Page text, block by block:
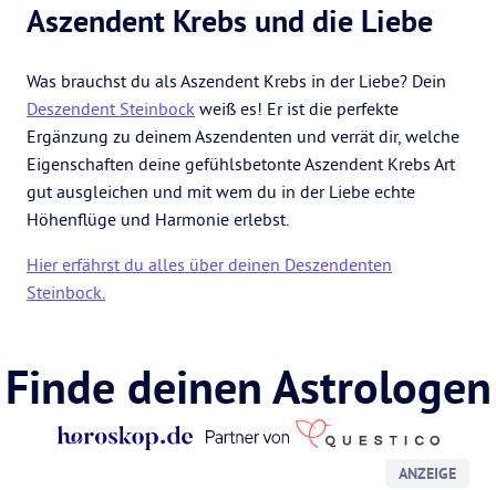
Aszendent Krebs und die Liebe
Was brauchst du als Aszendent Krebs in der Liebe? Dein
Deszendent Steinbock weiß es! Er ist die perfekte
Ergänzung zu deinem Aszendenten und verrät dir, welche
Eigenschaften deine gefühlsbetonte Aszendent Krebs Art
gut ausgleichen und mit wem du in der Liebe echte
Höhenflüge und Harmonie erlebst.
Hier erfährst du alles über deinen Deszendenten
Steinbock.
Finde deinen Astrologen
ANZEIGE